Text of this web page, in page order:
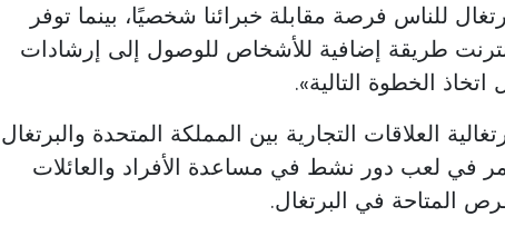
للناس فرصة مقابلة خبرائنا شخصيًا، بينما توفر
طريقة إضافية للأشخاص للوصول إلى إرشادات
الخطوة التالية».
العلاقات التجارية بين المملكة المتحدة والبرتغال
وتستمر في لعب دور نشط في مساعدة الأفراد والعائلات
المتاحة في البرتغال.